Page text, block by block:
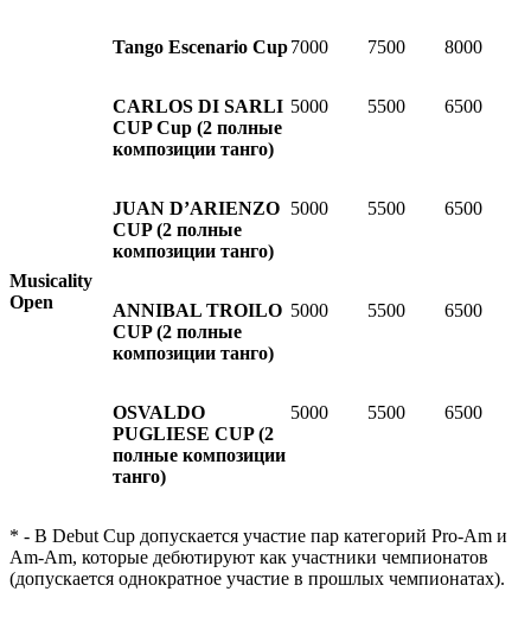
Tango Escenario Cup7000 7500 8000
Musicality
Open
CARLOS DI SARLI
CUPCup (2 полные
композиции танго)
5000 5500 6500
JUAN D’ARIENZO
CUP (2 полные
композиции танго)
5000 5500 6500
ANNIBAL TROILO
CUP (2 полные
композиции танго)
5000 5500 6500
OSVALDO
PUGLIESE CUP (2
полные композиции
танго)
5000 5500 6500
* - В Debut Cup допускается участие пар категорий Pro-Am и
Am-Am, которые дебютируют как участники чемпионатов
(допускается однократное участие в прошлых чемпионатах).